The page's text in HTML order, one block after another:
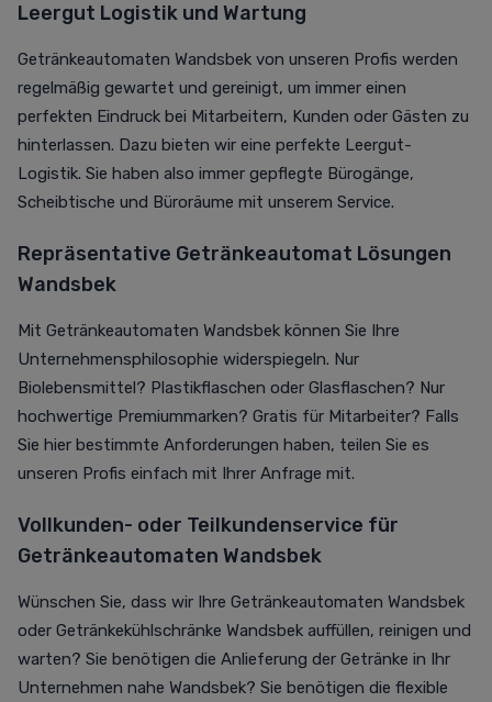
Leergut Logistik und Wartung
Getränkeautomaten Wandsbek von unseren Profis werden
regelmäßig gewartet und gereinigt, um immer einen
perfekten Eindruck bei Mitarbeitern, Kunden oder Gästen zu
hinterlassen. Dazu bieten wir eine perfekte Leergut-
Logistik. Sie haben also immer gepflegte Bürogänge,
Scheibtische und Büroräume mit unserem Service.
Repräsentative Getränkeautomat Lösungen
Wandsbek
Mit Getränkeautomaten Wandsbek können Sie Ihre
Unternehmensphilosophie widerspiegeln. Nur
Biolebensmittel? Plastikflaschen oder Glasflaschen? Nur
hochwertige Premiummarken? Gratis für Mitarbeiter? Falls
Sie hier bestimmte Anforderungen haben, teilen Sie es
unseren Profis einfach mit Ihrer Anfrage mit.
Vollkunden- oder Teilkundenservice für
Getränkeautomaten Wandsbek
Wünschen Sie, dass wir Ihre Getränkeautomaten Wandsbek
oder Getränkekühlschränke Wandsbek auffüllen, reinigen und
warten? Sie benötigen die Anlieferung der Getränke in Ihr
Unternehmen nahe Wandsbek? Sie benötigen die flexible